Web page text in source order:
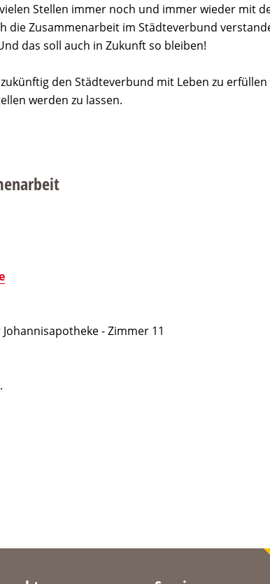
Stellen immer noch und immer wieder mit
die Zusammenarbeit im Städteverbund
das soll auch in Zukunft so bleiben!
den Städteverbund mit Leben zu
werden zu lassen.
- Zimmer 11